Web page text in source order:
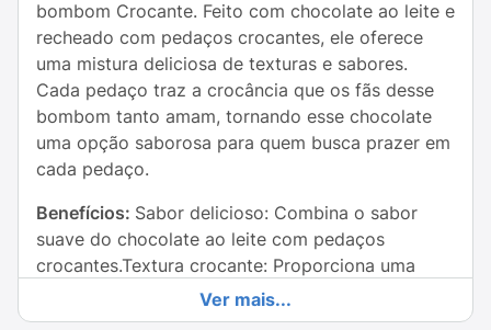
bombom Crocante. Feito com chocolate ao leite e
recheado com pedaços crocantes, ele oferece
uma mistura deliciosa de texturas e sabores.
Cada pedaço traz a crocância que os fãs desse
bombom tanto amam, tornando esse chocolate
uma opção saborosa para quem busca prazer em
cada pedaço.
Benefícios: Sabor delicioso: Combina o sabor
suave do chocolate ao leite com pedaços
crocantes.Textura crocante: Proporciona uma
experiência de sabor divertida e diferente.Sem
conservantes: Chocolate de qualidade GAROTO,
Ver mais...